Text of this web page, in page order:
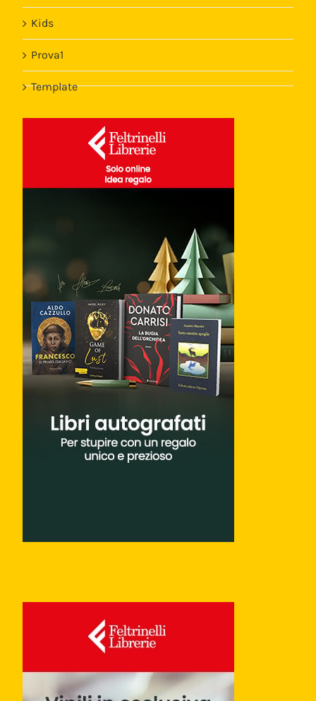
Kids
Prova1
Template